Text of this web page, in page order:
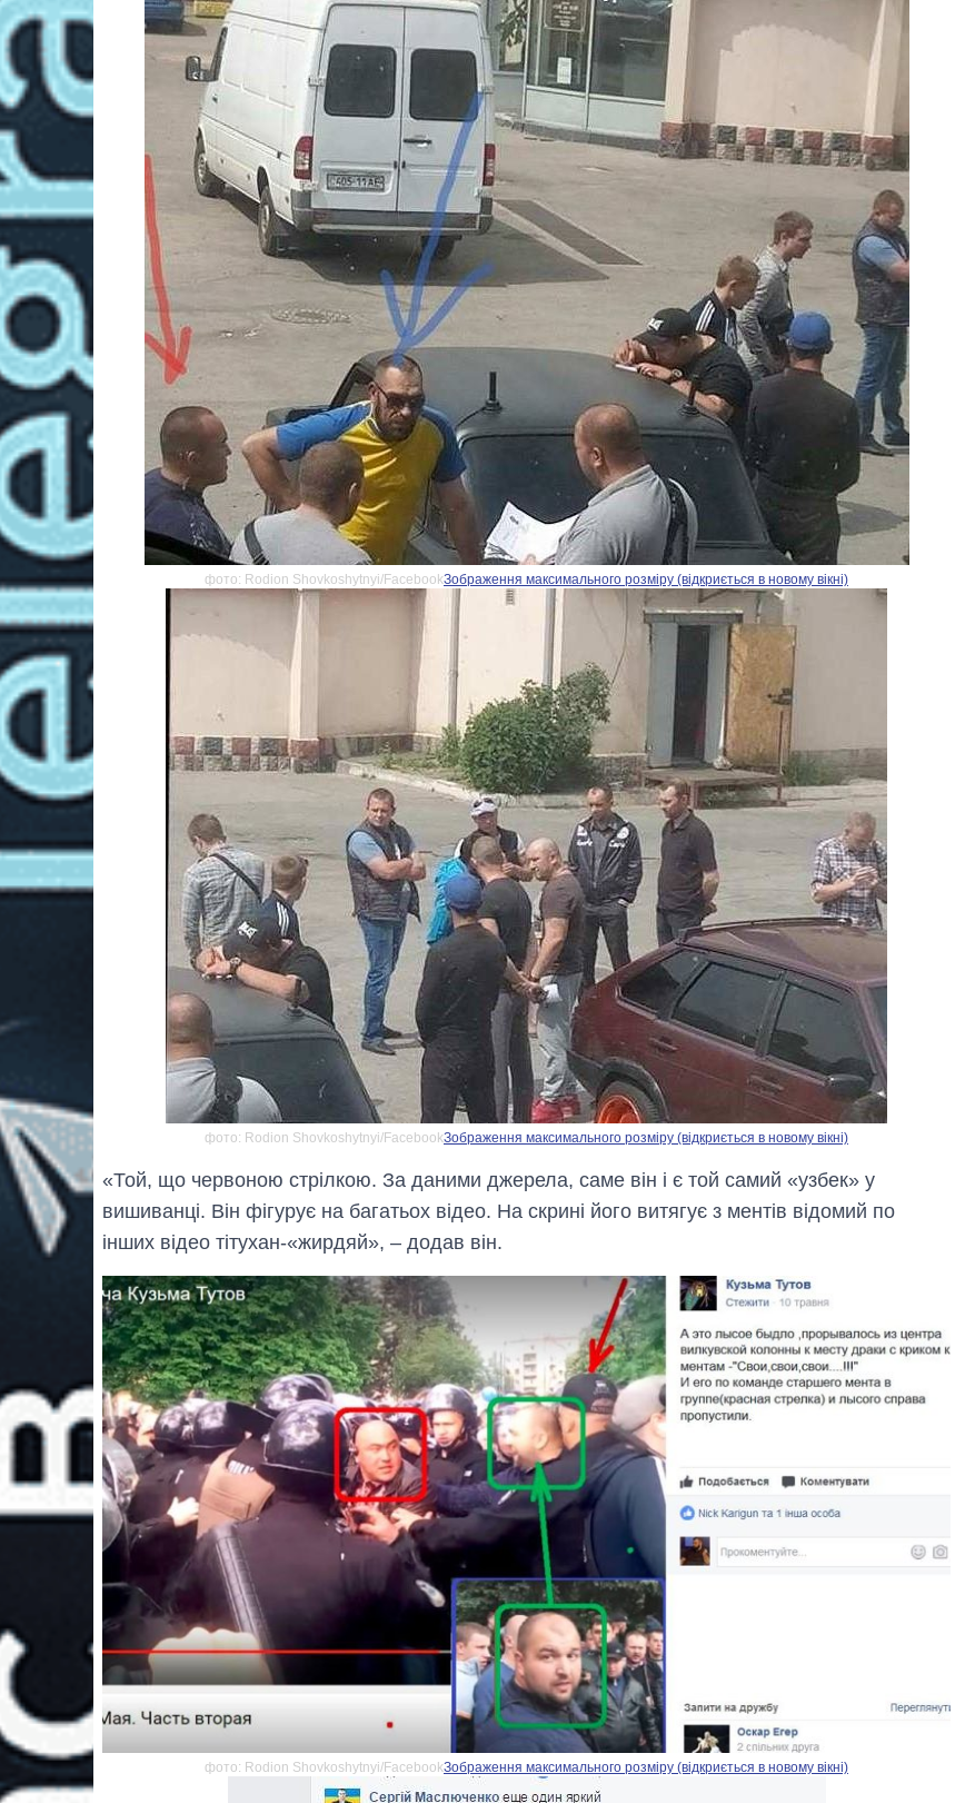
фото: Rodion Shovkoshytnyi/FacebookЗображення максимального розміру (відкриється в новому вікні)
фото: Rodion Shovkoshytnyi/FacebookЗображення максимального розміру (відкриється в новому вікні)
«Той, що червоною стрілкою. За даними джерела, саме він і є той самий «узбек» у
вишиванці. Він фігурує на багатьох відео. На скрині його витягує з ментів відомий по
інших відео тітухан-«жирдяй», – додав він.
фото: Rodion Shovkoshytnyi/FacebookЗображення максимального розміру (відкриється в новому вікні)
Вісім масованих
ударів по Україні
за літо: Київ та
область стали
головною ціллю
рф